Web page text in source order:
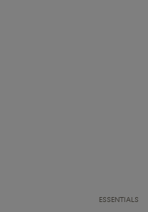
ESSENTIALS